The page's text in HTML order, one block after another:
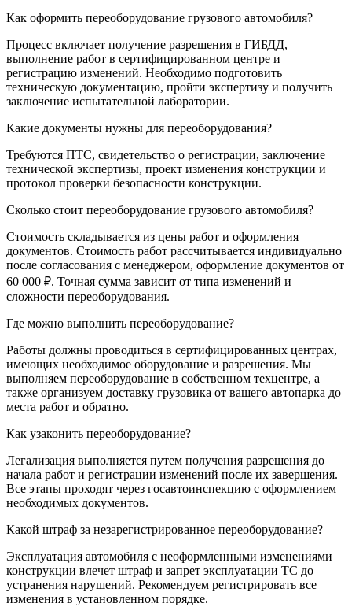
Как оформить переоборудование грузового автомобиля?
Процесс включает получение разрешения в ГИБДД,
выполнение работ в сертифицированном центре и
регистрацию изменений. Необходимо подготовить
техническую документацию, пройти экспертизу и получить
заключение испытательной лаборатории.
Какие документы нужны для переоборудования?
Требуются ПТС, свидетельство о регистрации, заключение
технической экспертизы, проект изменения конструкции и
протокол проверки безопасности конструкции.
Сколько стоит переоборудование грузового автомобиля?
Стоимость складывается из цены работ и оформления
документов. Стоимость работ рассчитывается индивидуально
после согласования с менеджером, оформление документов от
60 000 ₽. Точная сумма зависит от типа изменений и
сложности переоборудования.
Где можно выполнить переоборудование?
Работы должны проводиться в сертифицированных центрах,
имеющих необходимое оборудование и разрешения. Мы
выполняем переоборудование в собственном техцентре, а
также организуем доставку грузовика от вашего автопарка до
места работ и обратно.
Как узаконить переоборудование?
Легализация выполняется путем получения разрешения до
начала работ и регистрации изменений после их завершения.
Все этапы проходят через госавтоинспекцию с оформлением
необходимых документов.
Какой штраф за незарегистрированное переоборудование?
Эксплуатация автомобиля с неоформленными изменениями
конструкции влечет штраф и запрет эксплуатации ТС до
устранения нарушений. Рекомендуем регистрировать все
изменения в установленном порядке.